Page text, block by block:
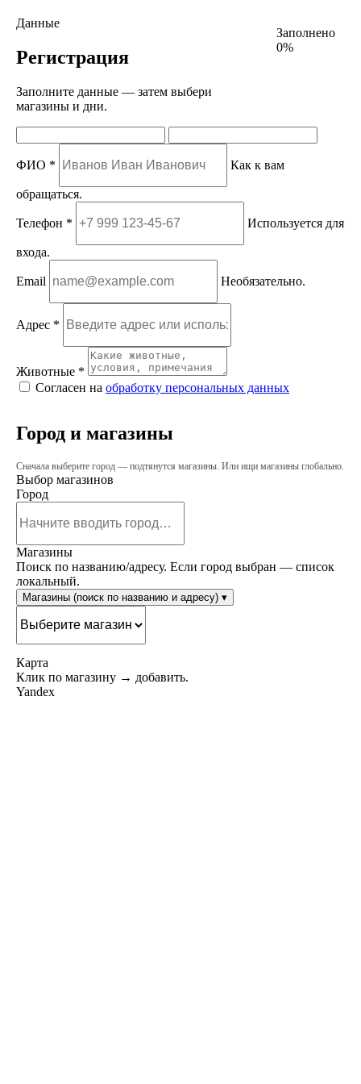
Данные
Регистрация
Заполните данные — затем выбери
магазины и дни.
Заполнено
0%
ФИО * Как к вам
обращаться.
Телефон * Используется для
входа.
Email Необязательно.
Адрес *
Животные *
Согласен на обработку персональных данных
Город и магазины
Сначала выберите город — подтянутся магазины. Или ищи магазины глобально.
Выбор магазинов
Город
Магазины
Поиск по названию/адресу. Если город выбран — список
локальный.
Магазины (поиск по названию и адресу) ▾
Карта
Клик по магазину → добавить.
Yandex